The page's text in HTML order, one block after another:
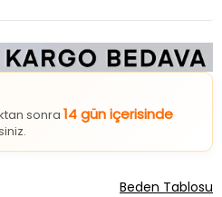
sonra 14 gün içerisinde
Beden Tablosu